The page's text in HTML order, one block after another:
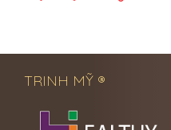
TRINH MỸ ®